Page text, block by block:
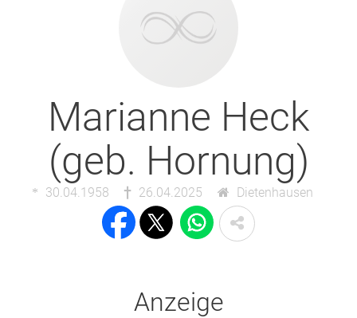
Marianne Heck
(geb. Hornung)
30.04.1958 26.04.2025 Dietenhausen
Anzeige